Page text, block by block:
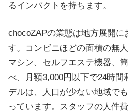
るインパクトを持ちます。
chocoZAPの業態は地方展開
す。コンビニほどの面積の無
マシン、セルフエステ機器、
べ、月額3,000円以下で24時間
デルは、人口が少ない地域で
っています。スタッフの人件